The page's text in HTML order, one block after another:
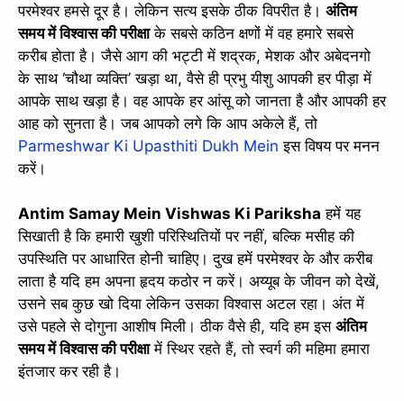
परमेश्वर हमसे दूर है। लेकिन सत्य इसके ठीक विपरीत है। अंतिम
समय में विश्वास की परीक्षाके सबसे कठिन क्षणों में वह हमारे सबसे
करीब होता है। जैसे आग की भट्टी में शद्रक, मेशक और अबेदनगो
के साथ ‘चौथा व्यक्ति’ खड़ा था, वैसे ही प्रभु यीशु आपकी हर पीड़ा में
आपके साथ खड़ा है। वह आपके हर आंसू को जानता है और आपकी हर
आह को सुनता है। जब आपको लगे कि आप अकेले हैं, तो
Parmeshwar Ki Upasthiti Dukh Mein इस विषय पर मनन
करें।
Antim Samay Mein Vishwas Ki Pariksha हमें यह
सिखाती है कि हमारी खुशी परिस्थितियों पर नहीं, बल्कि मसीह की
उपस्थिति पर आधारित होनी चाहिए। दुख हमें परमेश्वर के और करीब
लाता है यदि हम अपना हृदय कठोर न करें। अय्यूब के जीवन को देखें,
उसने सब कुछ खो दिया लेकिन उसका विश्वास अटल रहा। अंत में
उसे पहले से दोगुना आशीष मिली। ठीक वैसे ही, यदि हम इस अंतिम
समय में विश्वास की परीक्षामें स्थिर रहते हैं, तो स्वर्ग की महिमा हमारा
इंतजार कर रही है।
✕